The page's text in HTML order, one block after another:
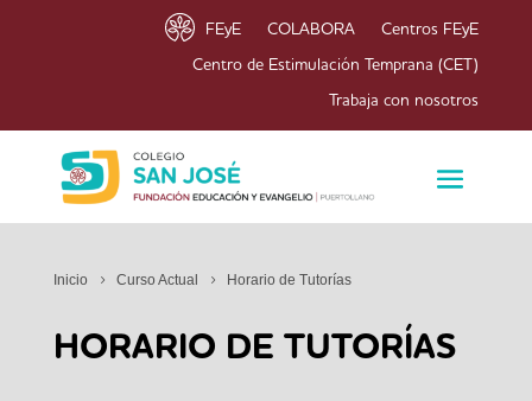
FEyE COLABORA Centros FEyE
Centro de Estimulación Temprana (CET)
Trabaja con nosotros
Inicio Curso Actual Horario de Tutorías
HORARIO DE TUTORÍAS